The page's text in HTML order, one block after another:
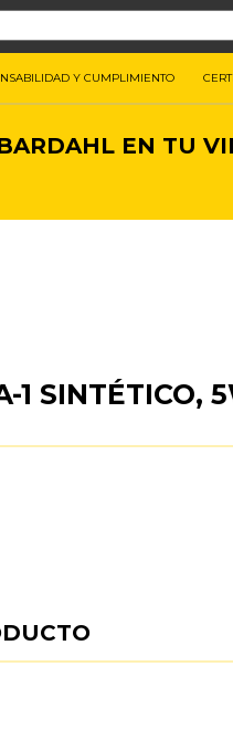
Y CUMPLIMIENTO
EN TU
1 SINTÉTICO,